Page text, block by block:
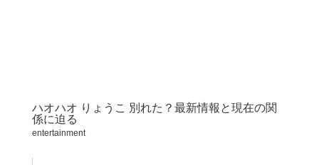
ハオハオ りょうこ 別れた？最新情報と現在の関
係に迫る
entertainment